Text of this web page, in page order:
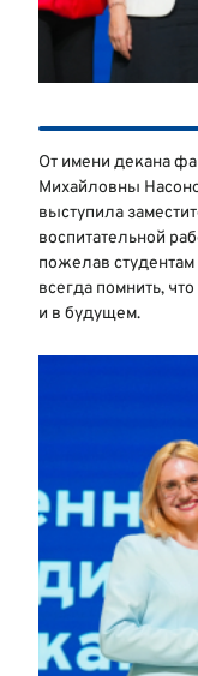
От имени декана
Михайловны
выступила
воспитательной
пожелав студентам
всегда помнить,
и в будущем.